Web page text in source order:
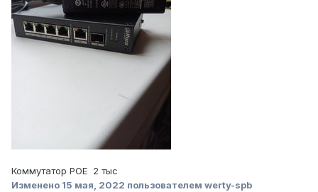
Коммутатор POE 2 тыс
Изменено 15 мая, 2022 пользователем werty-spb